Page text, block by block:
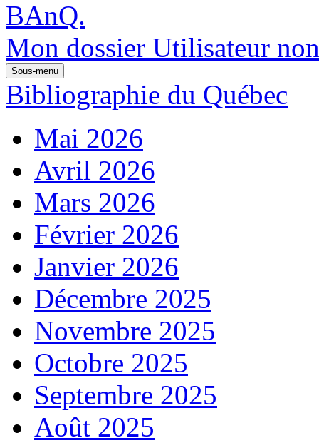
Mon dossier Utilisateur
Sous-menu
Bibliographie du Québec
Mai 2026
Avril 2026
Mars 2026
Février 2026
Janvier 2026
Décembre 2025
Novembre 2025
Octobre 2025
Septembre 2025
Août 2025